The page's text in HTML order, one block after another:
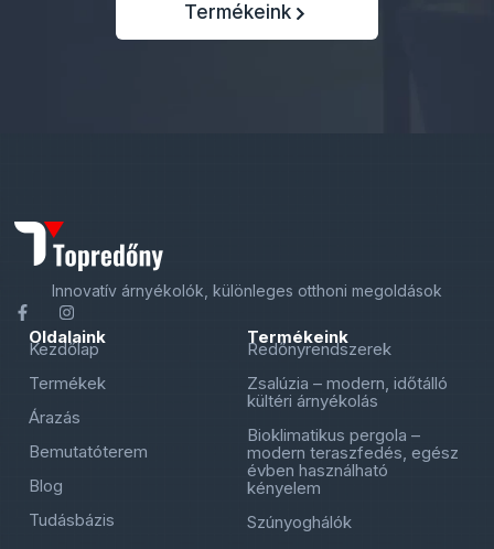
Termékeink
Innovatív árnyékolók, különleges otthoni megoldások
Oldalaink
Kezdőlap
Termékek
Árazás
Bemutatóterem
Blog
Tudásbázis
Termékeink
Redőnyrendszerek
Zsalúzia – modern, időtálló
kültéri árnyékolás
Bioklimatikus pergola –
modern teraszfedés, egész
évben használható
kényelem
Szúnyoghálók